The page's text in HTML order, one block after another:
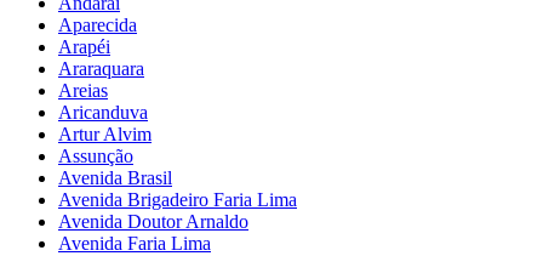
Aparecida
Arapéi
Araraquara
Areias
Aricanduva
Artur Alvim
Assunção
Avenida Brasil
Avenida Brigadeiro Faria Lima
Avenida Doutor Arnaldo
Avenida Faria Lima